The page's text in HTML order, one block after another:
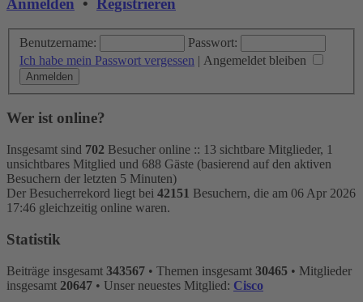
Anmelden • Registrieren
Benutzername:
Passwort:
Ich habe mein Passwort vergessen | Angemeldet bleiben
Wer ist online?
Insgesamt sind 702 Besucher online :: 13 sichtbare Mitglieder, 1
unsichtbares Mitglied und 688 Gäste (basierend auf den aktiven
Besuchern der letzten 5 Minuten)
Der Besucherrekord liegt bei 42151 Besuchern, die am 06 Apr 2026
17:46 gleichzeitig online waren.
Statistik
Beiträge insgesamt 343567 • Themen insgesamt 30465 • Mitglieder
insgesamt 20647 • Unser neuestes Mitglied: Cisco